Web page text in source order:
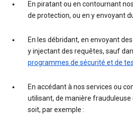
En piratant ou en contournant
de protection, ou en y envoyant
En les débridant, en envoyant
y injectant des requêtes, sauf
programmes de sécurité et de
En accédant à nos services ou
utilisant, de manière frauduleuse
soit, par exemple :